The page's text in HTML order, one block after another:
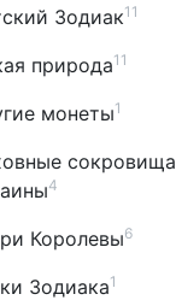
Зодиак11
природа11
монеты1
сокровища
4
Королевы6
Зодиака1